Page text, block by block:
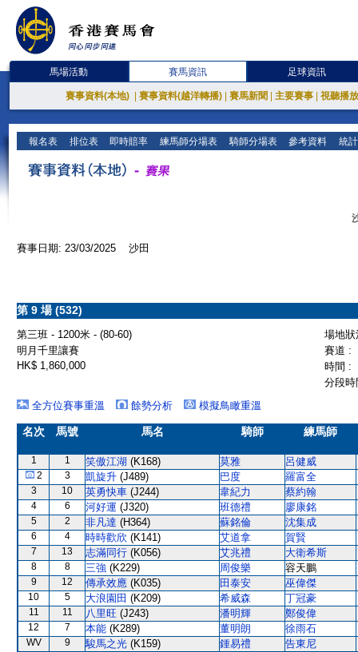
馬場活動 賽馬資訊 足球資訊
賽事資料(本地) 賽事資料(越洋轉播) 賽馬新聞 主要賽事 視聽播
報名表 排位表 即時賠率 練馬師分場表 騎師分場表 參考資料 統
賽事日期: 23/03/2025 沙田
第 9 場 (532)
第三班 - 1200米 - (80-60)
場地
明月千里讓賽
賽道 :
HK$ 1,860,000
時間 :
分段
全方位賽事重溫
餘勢分析 模擬鳥瞰重溫
名次 馬號 馬名 騎師 練馬師
1 1 笑傲江湖 (K168) 莫雅 呂健威
2 3 凱旋升 (J489) 巴度 羅富全
3 10 英勇快車 (J244) 韋紀力 蔡約翰
4 6 河好運 (J320) 班德禮 廖康銘
5 2 非凡達 (H364) 蘇銘倫 沈集成
6 4 時時歡欣 (K141) 艾道拿 賀賢
7 13 志滿同行 (K056) 艾兆禮 大衛希斯
8 8 三強 (K229) 周俊樂 容天鵬
9 12 傳承效應 (K035) 田泰安 巫偉傑
10 5 大浪園田 (K209) 希威森 丁冠豪
11 11 八里旺 (J243) 潘明輝 鄭俊偉
12 7 本能 (K289) 董明朗 徐雨石
WV 9 駿馬之光 (K159) 鍾易禮
告東尼